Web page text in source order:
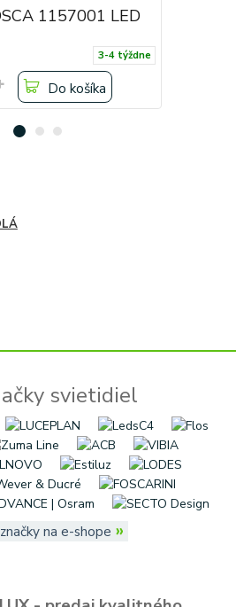
1157001 LED
3-4 týždne
Do košíka
svietidiel
na e-shope »